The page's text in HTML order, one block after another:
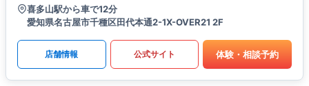
喜多山駅から車で12分
愛知県名古屋市千種区田代本通2-1X-OVER21 2F
店舗情報 公式サイト 体験・相談予約